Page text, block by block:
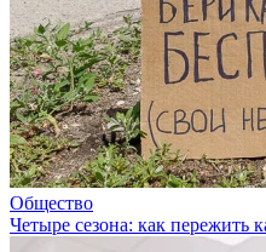
Общество
Четыре сезона: как пережить